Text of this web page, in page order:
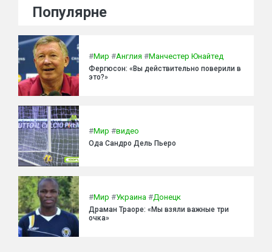
Популярне
#Мир #Англия #Манчестер Юнайтед
Фергюсон: «Вы действительно поверили в
это?»
#Мир #видео
Ода Сандро Дель Пьеро
#Мир #Украина #Донецк
Драман Траоре: «Мы взяли важные три
очка»